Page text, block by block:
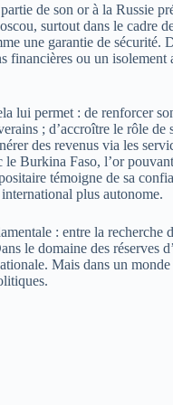
de son or à la Russie
surtout dans le cadre
une garantie de sécurité.
ou un isolement
lui permet : de renforcer
; d’accroître le rôle de
des revenus via les
Burkina Faso, l’or
témoigne de sa
plus autonome.
: entre la recherche
le domaine des réserves
Mais dans un